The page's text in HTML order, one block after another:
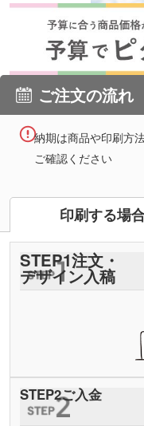
ご注文の流れ
納期は商品や印刷方
ご確認ください
印刷する場
STEP1注文・
デザイン入稿
STEP2ご入金